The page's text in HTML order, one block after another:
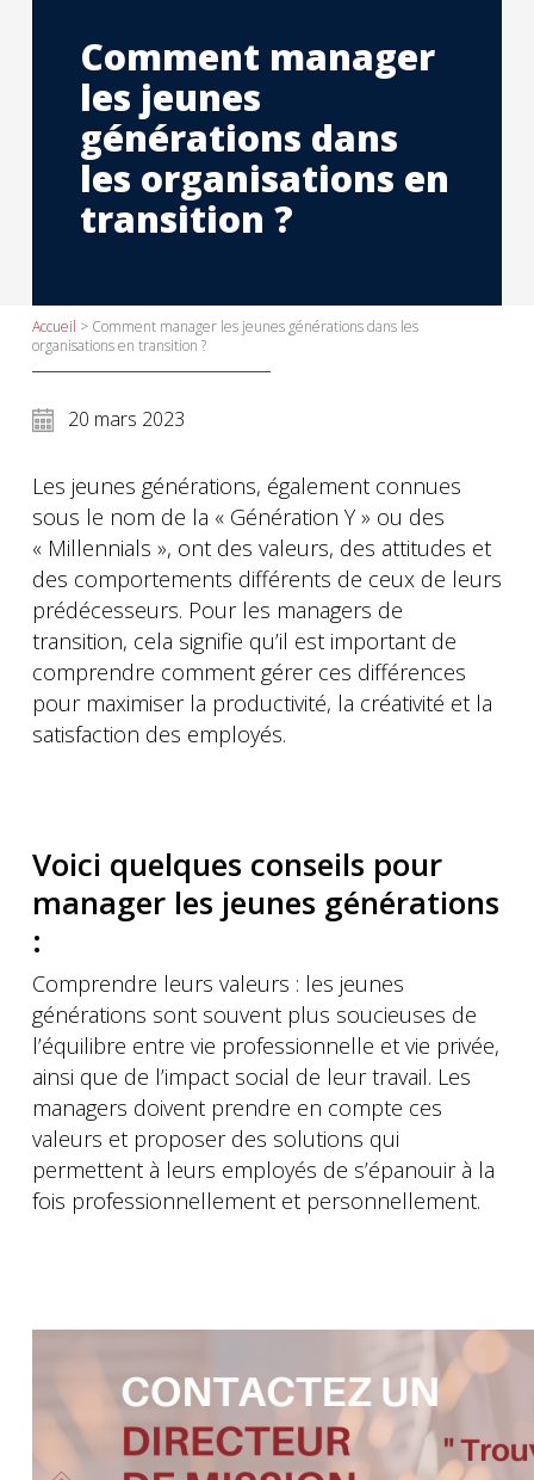
Comment manager
les jeunes
générations dans
les organisations en
transition ?
Accueil > Comment manager les jeunes générations dans les
organisations en transition ?
20 mars 2023
Les jeunes générations, également connues
sous le nom de la « Génération Y » ou des
« Millennials », ont des valeurs, des attitudes et
des comportements différents de ceux de leurs
prédécesseurs. Pour les managers de
transition, cela signifie qu’il est important de
comprendre comment gérer ces différences
pour maximiser la productivité, la créativité et la
satisfaction des employés.
Voici quelques conseils pour
manager les jeunes générations
:
Comprendre leurs valeurs : les jeunes
générations sont souvent plus soucieuses de
l’équilibre entre vie professionnelle et vie privée,
ainsi que de l’impact social de leur travail. Les
managers doivent prendre en compte ces
valeurs et proposer des solutions qui
permettent à leurs employés de s’épanouir à la
fois professionnellement et personnellement.